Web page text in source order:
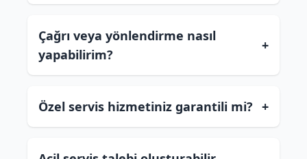
Çağrı veya yönlendirme nasıl
yapabilirim?
+
Özel servis hizmetiniz garantili mi? +